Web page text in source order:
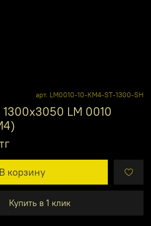
арт. LM0010-10-КМ4-ST-1300-SH
1300х3050 LM 0010
В корзину
Купить в 1 клик